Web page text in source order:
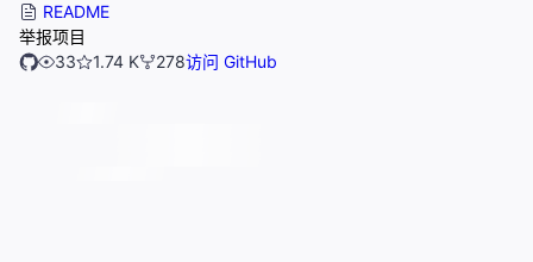
README
举报项目
33
1.74 K 278访问 GitHub